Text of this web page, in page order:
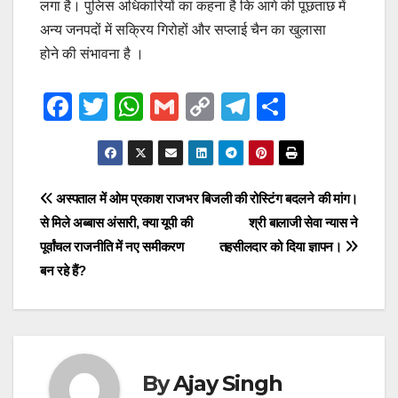
लगा है। पुलिस अधिकारियों का कहना है कि आगे की पूछताछ में
अन्य जनपदों में सक्रिय गिरोहों और सप्लाई चैन का खुलासा
होने की संभावना है ।
F
e
b
o
o
k
T
wi
tt
er
W
h
at
s
A
p
G
m
ail
C
o
p
y
n
T
el
e
gr
a
m
h
ar
e
Post
navigation
बिजली की रोस्टिंग बदलने की मांग।
श्री बालाजी सेवा न्यास ने
तहसीलदार को दिया ज्ञापन।
अस्पताल में ओम प्रकाश राजभर
से मिले अब्बास अंसारी, क्या यूपी की
पूर्वांचल राजनीति में नए समीकरण
बन रहे हैं?
ByAjay Singh